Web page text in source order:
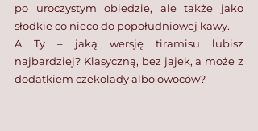
po uroczystym obiedzie, ale także jako
słodkie co nieco do popołudniowej kawy.
A Ty – jaką wersję tiramisu lubisz
najbardziej? Klasyczną, bez jajek, a może z
dodatkiem czekolady albo owoców?